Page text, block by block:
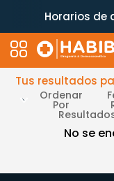
Horarios de
Tus resultados
Ordenar
Por
No se